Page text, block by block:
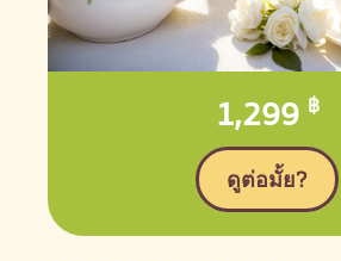
1,299 ฿
ดูต่อมั้ย?